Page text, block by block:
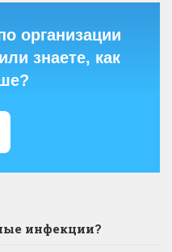
организации
знаете, как
инфекции?